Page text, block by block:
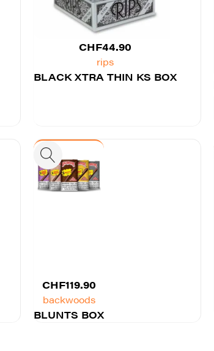
CHF44.90
rips
BLACK XTRA THIN KS BOX
CHF119.90
backwoods
BLUNTS BOX